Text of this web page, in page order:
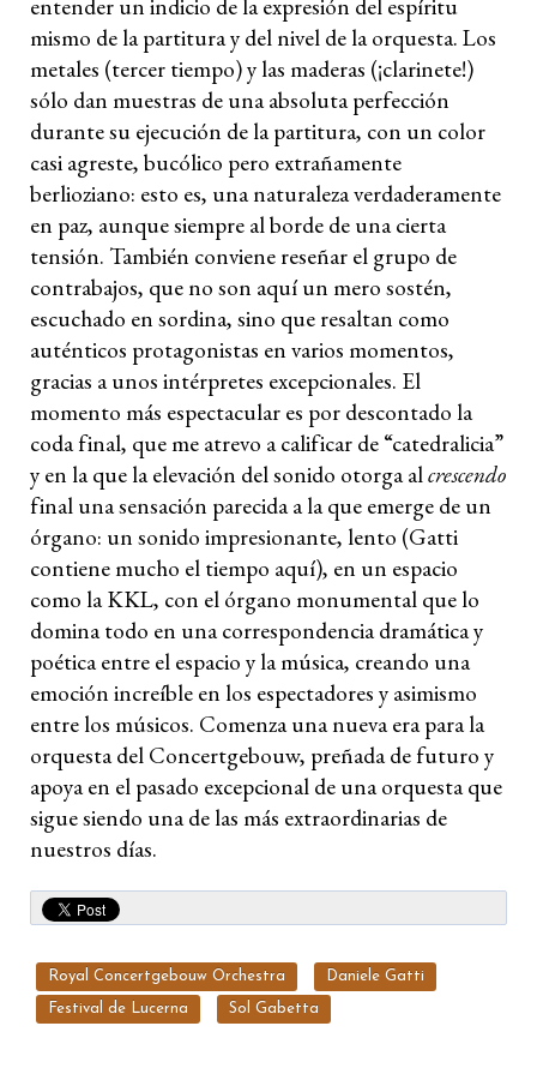
entender un indicio de la expresión del espíritu
mismo de la partitura y del nivel de la orquesta. Los
metales (tercer tiempo) y las maderas (¡clarinete!)
sólo dan muestras de una absoluta perfección
durante su ejecución de la partitura, con un color
casi agreste, bucólico pero extrañamente
berlioziano: esto es, una naturaleza verdaderamente
en paz, aunque siempre al borde de una cierta
tensión. También conviene reseñar el grupo de
contrabajos, que no son aquí un mero sostén,
escuchado en sordina, sino que resaltan como
auténticos protagonistas en varios momentos,
gracias a unos intérpretes excepcionales. El
momento más espectacular es por descontado la
coda final, que me atrevo a calificar de “catedralicia”
y en la que la elevación del sonido otorga alcrescendo
final una sensación parecida a la que emerge de un
órgano: un sonido impresionante, lento (Gatti
contiene mucho el tiempo aquí), en un espacio
como la KKL, con el órgano monumental que lo
domina todo en una correspondencia dramática y
poética entre el espacio y la música, creando una
emoción increíble en los espectadores y asimismo
entre los músicos. Comenza una nueva era para la
orquesta del Concertgebouw, preñada de futuro y
apoya en el pasado excepcional de una orquesta que
sigue siendo una de las más extraordinarias de
nuestros días.
Royal Concertgebouw Orchestra Daniele Gatti
Festival de Lucerna Sol Gabetta